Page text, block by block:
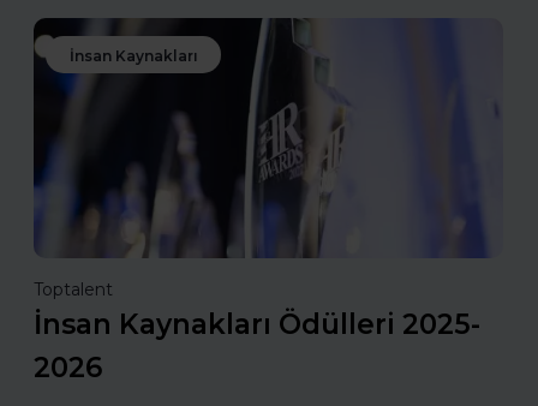
İnsan Kaynakları
Toptalent
İnsan Kaynakları Ödülleri 2025-
2026